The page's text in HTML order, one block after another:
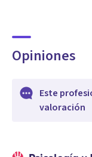
Opiniones
Este
valoración